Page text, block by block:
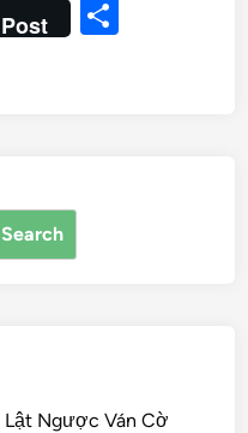
Post
Search
Lật Ngược Ván Cờ